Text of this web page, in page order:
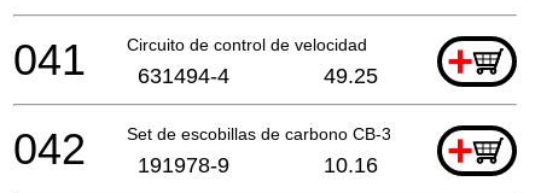
Circuito de control de velocidad +
041 631494-4 49.25
Set de escobillas de carbono CB-318 +
042 191978-9 10.16